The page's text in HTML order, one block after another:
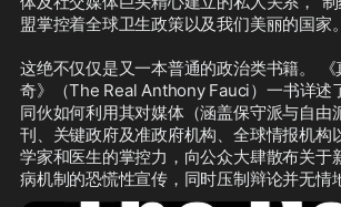
盟掌控着全球卫生政策以及我们美丽的国家。
这绝不仅仅是又一本普通的政治类书籍。 《
奇》（The Real Anthony Fauci）一书详述
同伙如何利用其对媒体（涵盖保守派与自由
刊、关键政府及准政府机构、全球情报机构
学家和医生的掌控力，向公众大肆散布关于
病机制的恐慌性宣传，同时压制辩论并无情